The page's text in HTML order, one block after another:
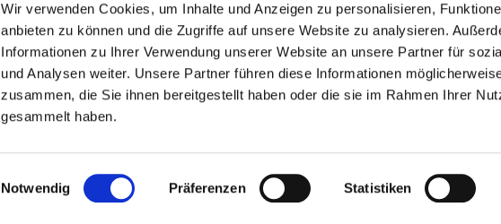
Wir verwenden Cookies, um Inhalte und Anzeigen zu personalisieren,
anbieten zu können und die Zugriffe auf unsere Website zu analysieren.
Informationen zu Ihrer Verwendung unserer Website an unsere Partner für
und Analysen weiter. Unsere Partner führen diese Informationen
zusammen, die Sie ihnen bereitgestellt haben oder die sie im Rahmen Ihrer
gesammelt haben.
i
Notwendig Präferenzen Statistiken
Impressum
Datenschutzerklärung
Erklärung zur Barrierefreiheit
Martin-Luther-Gemeinde Bremen-Findorff - Neukirchstr. 86 - 28215